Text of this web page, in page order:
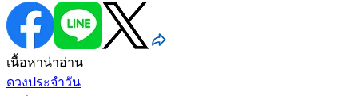
เนื้อหาน่าอ่าน
ดวงประจำวัน